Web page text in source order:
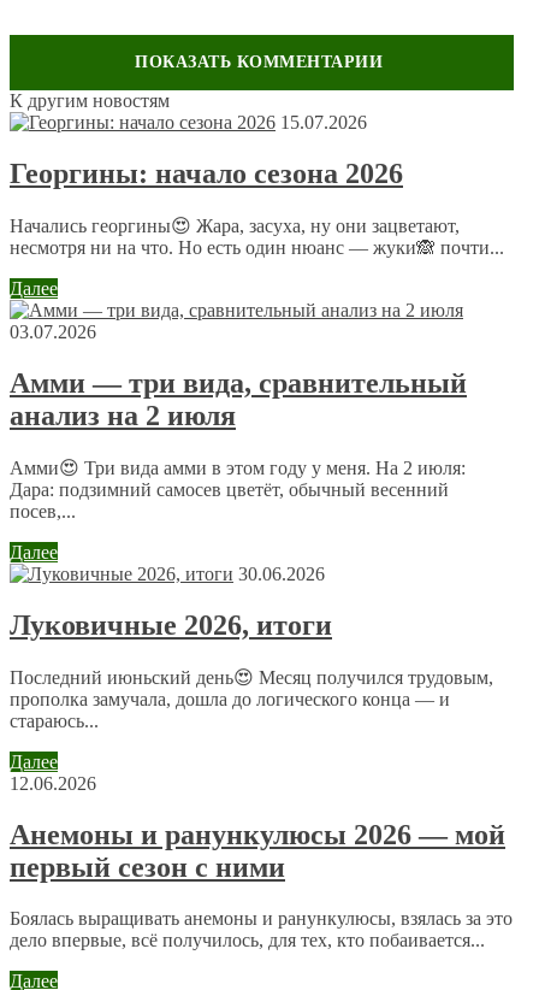
Обсуждение: 7 комментариев
alf2012
5 сентября 2015 в 2:38
У нас в селе как-то не принято при выращивании
картофеля сидераты применять — только севооборот.
5 сентября 2015 в 10:58
рожь, как и многие злаковые,например такой сорняк
как пырей привлекают проволочника, уж лучше тогда
хотя бы горчицу
5 сентября 2015 в 16:21
Наученная опытом (как своим, так и чужим), теперь
прибегаю к позднему посеву сидератов лишь под
почву поздней осенью зеленая масса успевает
перегнить, и высаженные растения не страдают от
дефицита азота.
Сидераты применяем обязательно, я чаще всего
высеваю горчицу белую
Tatyana Art
К другим новостям
15.07.2026
Георгины: начало сезона 2026
Начались георгины😍 Жара, засуха, ну они зацветают,
несмотря ни на что. Но есть один нюанс — жуки🙈 почти...
Далее
03.07.2026
Амми — три вида, сравнительный
анализ на 2 июля
Амми😍 Три вида амми в этом году у меня. На 2 июля:
Дара: подзимний самосев цветёт, обычный весенний
посев,...
Далее
30.06.2026
Луковичные 2026, итоги
Последний июньский день😍 Месяц получился трудовым,
прополка замучала, дошла до логического конца — и
стараюсь...
Далее
12.06.2026
Анемоны и ранункулюсы 2026 — мой
первый сезон с ними
Боялась выращивать анемоны и ранункулюсы, взялась за это
дело впервые, всё получилось, для тех, кто побаивается...
Далее